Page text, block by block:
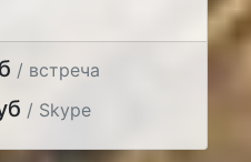
/ встреча
/ Skype